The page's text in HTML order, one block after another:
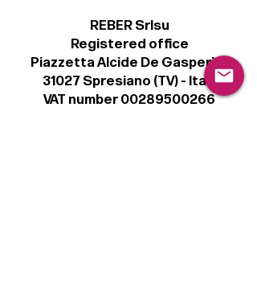
REBER Srlsu
Registered office
Piazzetta Alcide De Gasperi, 3
31027 Spresiano (TV) - Italy
VAT number 00289500266